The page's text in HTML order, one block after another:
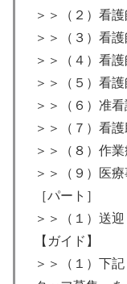
＞＞（２）看護
＞＞（３）看護
＞＞（４）看護
＞＞（５）看護
＞＞（６）准看
＞＞（７）看
＞＞（８）作
＞＞（９）医
［パート］
＞＞（１）送
【ガイド】
＞＞（１）下